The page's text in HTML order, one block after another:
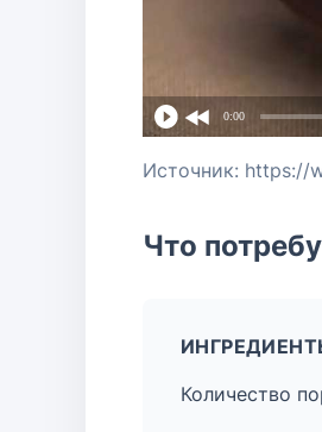
0:00
Источник: https://
Что
Количество